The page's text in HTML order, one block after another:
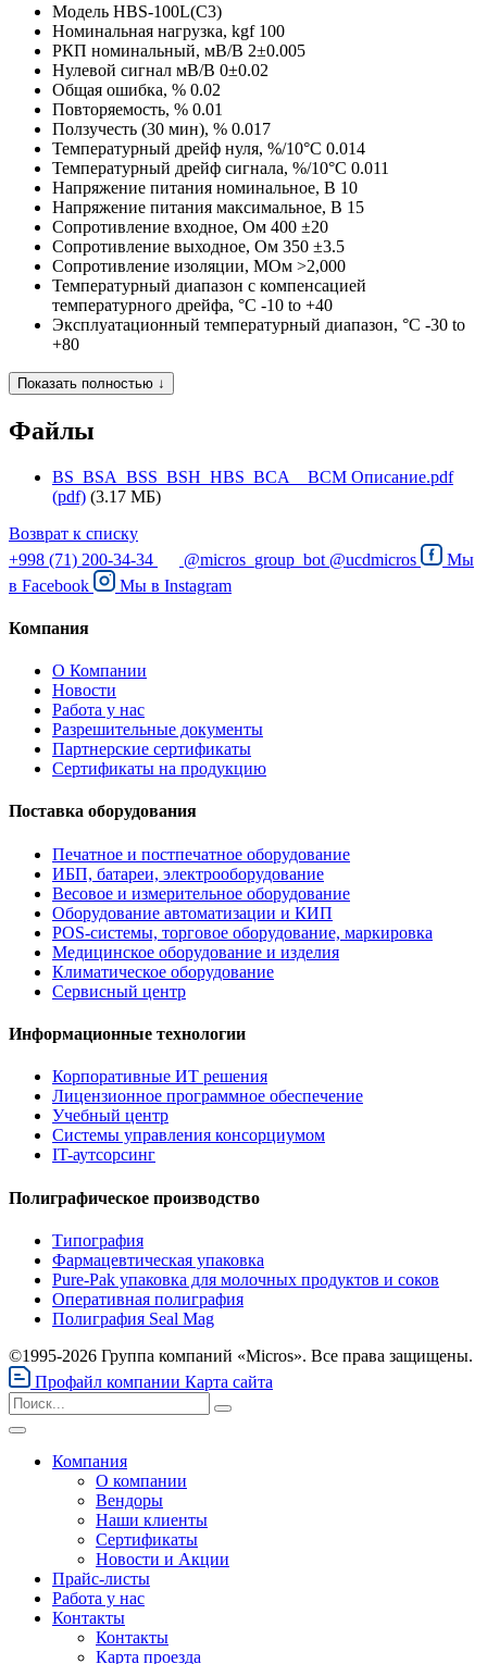
Модель HBS-100L(C3)
Номинальная нагрузка, kgf 100
РКП номинальный, мВ/В 2±0.005
Нулевой сигнал мВ/В 0±0.02
Общая ошибка, % 0.02
Повторяемость, % 0.01
Ползучесть (30 мин), % 0.017
Температурный дрейф нуля, %/10°C 0.014
Температурный дрейф сигнала, %/10°C 0.011
Напряжение питания номинальное, В 10
Напряжение питания максимальное, В 15
Сопротивление входное, Ом 400 ±20
Сопротивление выходное, Ом 350 ±3.5
Сопротивление изоляции, МОм >2,000
Температурный диапазон с компенсацией
температурного дрейфа, °C -10 to +40
Эксплуатационный температурный диапазон, °C -30 to
+80
Показать полностью ↓
Файлы
BS_BSA_BSS_BSH_HBS_BCA__BCM Описание.pdf
(pdf) (3.17 МБ)
Возврат к списку
+998 (71) 200-34-34
@micros_group_bot @ucdmicros
Мы
в Facebook Мы в Instagram
Компания
О Компании
Новости
Работа у нас
Разрешительные документы
Партнерские сертификаты
Сертификаты на продукцию
Поставка оборудования
Печатное и постпечатное оборудование
ИБП, батареи, электрооборудование
Весовое и измерительное оборудование
Оборудование автоматизации и КИП
POS-системы, торговое оборудование, маркировка
Медицинское оборудование и изделия
Климатическое оборудование
Сервисный центр
Информационные технологии
Корпоративные ИТ решения
Лицензионное программное обеспечение
Учебный центр
Системы управления консорциумом
IT-аутсорсинг
Полиграфическое производство
Типография
Фармацевтическая упаковка
Pure-Pak упаковка для молочных продуктов и соков
Оперативная полиграфия
Полиграфия Seal Mag
©1995-2026 Группа компаний «Micros». Все права защищены.
Профайл компании Карта сайта
Компания
О компании
Вендоры
Наши клиенты
Сертификаты
Новости и Акции
Прайс-листы
Работа у нас
Контакты
Контакты
Карта проезда